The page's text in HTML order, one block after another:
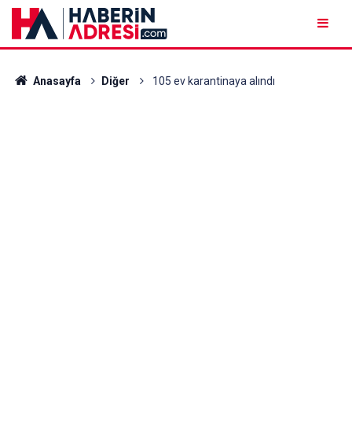
Anasayfa Diğer 105 ev karantinaya alındı